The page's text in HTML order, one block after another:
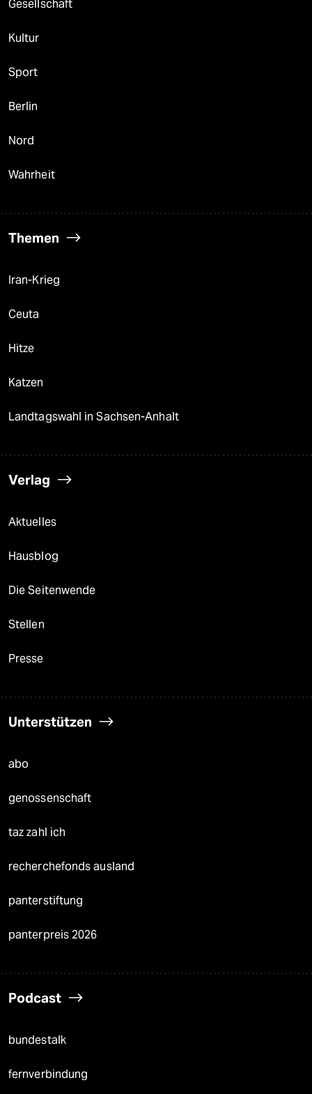
Gesellschaft
Kultur
Sport
Berlin
Nord
Wahrheit
Themen
Iran-Krieg
Ceuta
Hitze
Katzen
Landtagswahl in Sachsen-Anhalt
Verlag
Aktuelles
Hausblog
Die Seitenwende
Stellen
Presse
Unterstützen
abo
genossenschaft
taz zahl ich
recherchefonds ausland
panterstiftung
panterpreis 2026
Podcast
bundestalk
fernverbindung